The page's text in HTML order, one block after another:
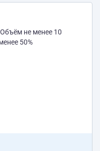
не менее 10
50%